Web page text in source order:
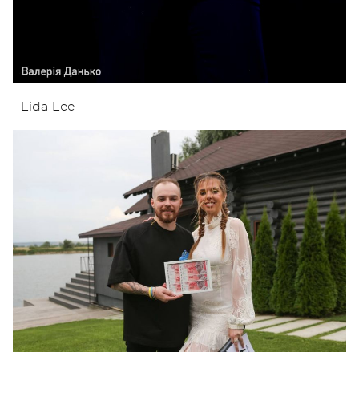
Lida Lee